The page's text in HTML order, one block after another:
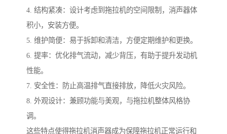
4. 结构紧凑：设计考虑到拖拉机的空间限制，消声器体
积小，安装方便。
5. 维护简便：易于拆卸和清洁，方便定期维护和更换。
6. 提率：优化排气流动，减少背压，有助于提升发动机
性能。
7. 安全性：防止高温排气直接排放，降低火灾风险。
8. 外观设计：兼顾功能与美观，与拖拉机整体风格协
调。
这些特点使得拖拉机消声器成为保障拖拉机正常运行和